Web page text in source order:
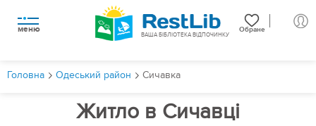
меню Обране
ВАША БІБЛІОТЕКА ВІДПОЧИНКУ
Головна Одеський район Сичавка
Житло в Сичавці